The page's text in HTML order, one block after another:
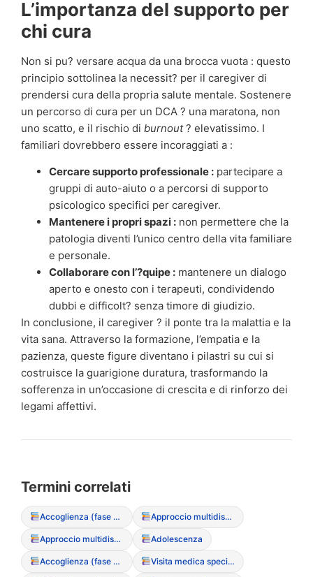
L’importanza del supporto per
chi cura
Non si pu? versare acqua da una brocca vuota : questo
principio sottolinea la necessit? per il caregiver di
prendersi cura della propria salute mentale. Sostenere
un percorso di cura per un DCA ? una maratona, non
uno scatto, e il rischio di burnout? elevatissimo. I
familiari dovrebbero essere incoraggiati a :
Cercare supporto professionale : partecipare a
gruppi di auto-aiuto o a percorsi di supporto
psicologico specifici per caregiver.
Mantenere i propri spazi : non permettere che la
patologia diventi l’unico centro della vita familiare
e personale.
Collaborare con l’?quipe : mantenere un dialogo
aperto e onesto con i terapeuti, condividendo
dubbi e difficolt? senza timore di giudizio.
In conclusione, il caregiver ? il ponte tra la malattia e la
vita sana. Attraverso la formazione, l’empatia e la
pazienza, queste figure diventano i pilastri su cui si
costruisce la guarigione duratura, trasformando la
sofferenza in un’occasione di crescita e di rinforzo dei
legami affettivi.
Termini correlati
Accoglienza (fase di primo ascolto) Approccio multidisciplinare integrato
Approccio multidisciplinare integrato Adolescenza
Accoglienza (fase di primo ascolto) Visita medica specialistica